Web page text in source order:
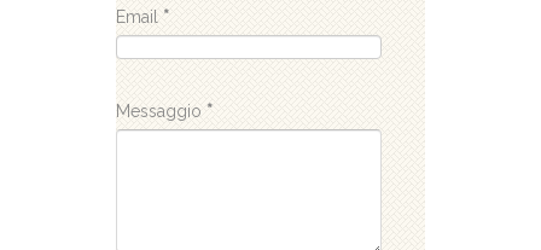
Email *
Messaggio *